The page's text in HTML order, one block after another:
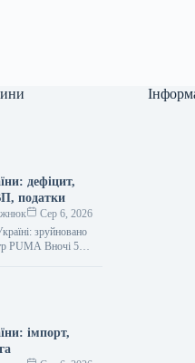
дефіцит,
податки
Сер 6, 2026
зруйновано
PUMA Вночі 5
знищено
імпорт,